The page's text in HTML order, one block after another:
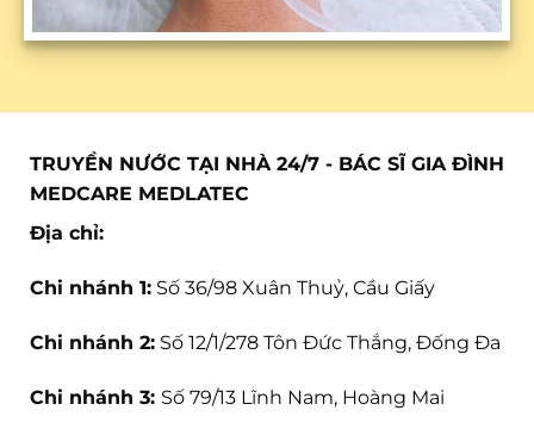
TRUYỀN NƯỚC TẠI NHÀ 24/7 - BÁC SĨ GIA ĐÌNH
MEDCARE MEDLATEC
Địa chỉ:
Chi nhánh 1: Số 36/98 Xuân Thuỷ, Cầu Giấy
Chi nhánh 2: Số 12/1/278 Tôn Đức Thắng, Đống Đa
Chi nhánh 3: Số 79/13 Lĩnh Nam, Hoàng Mai